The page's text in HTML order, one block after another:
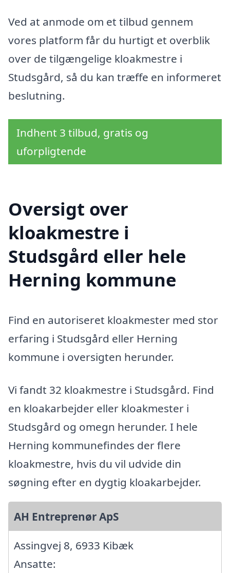
Ved at anmode om et tilbud gennem
vores platform får du hurtigt et overblik
over de tilgængelige kloakmestre i
Studsgård, så du kan træffe en informeret
beslutning.
Indhent 3 tilbud, gratis og
uforpligtende
Oversigt over
kloakmestre i
Studsgård eller hele
Herning kommune
Find en autoriseret kloakmester med stor
erfaring i Studsgård eller Herning
kommune i oversigten herunder.
Vi fandt 32 kloakmestre i Studsgård. Find
en kloakarbejder eller kloakmester i
Studsgård og omegn herunder. I hele
Herning kommunefindes der flere
kloakmestre, hvis du vil udvide din
søgning efter en dygtig kloakarbejder.
AH Entreprenør ApS
Assingvej 8, 6933 Kibæk
Ansatte: